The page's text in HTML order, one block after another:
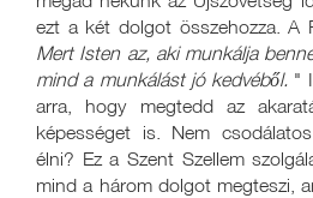
ezt a két dolgot összehozza. A
Mert Isten az, aki munkálja
mind a munkálást jó kedvéből. "
arra, hogy megtedd az
képességet is. Nem
élni? Ez a Szent Szellem
mind a három dolgot megteszi,